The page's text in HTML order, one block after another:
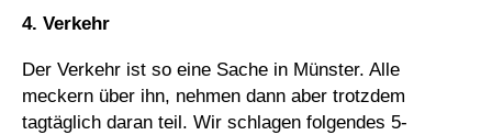
4. Verkehr
Der Verkehr ist so eine Sache in Münster. Alle
meckern über ihn, nehmen dann aber trotzdem
tagtäglich daran teil. Wir schlagen folgendes 5-